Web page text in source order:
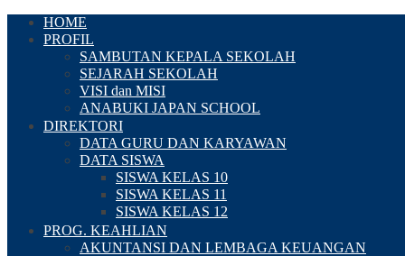
HOME
PROFIL
SAMBUTAN KEPALA SEKOLAH
SEJARAH SEKOLAH
VISI dan MISI
ANABUKI JAPAN SCHOOL
DIREKTORI
DATA GURU DAN KARYAWAN
DATA SISWA
SISWA KELAS 10
SISWA KELAS 11
SISWA KELAS 12
PROG. KEAHLIAN
AKUNTANSI DAN LEMBAGA KEUANGAN